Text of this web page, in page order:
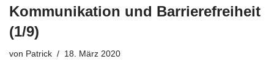
Kommunikation und Barrierefreiheit
(1/9)
von Patrick 18. März 2020